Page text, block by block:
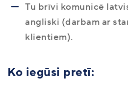
Tu brīvi komunicē
angliski (darbam ar
klientiem).
Ko iegūsi pretī: